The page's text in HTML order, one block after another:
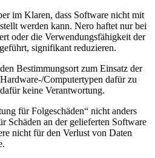
im Klaren, dass Software nicht mit
werden kann. Nero haftet nur bei
oder die Verwendungsfähigkeit der
signifikant reduzieren.
Bestimmungsort zum Einsatz der
Computertypen dafür zu
keine Verantwortung.
für Folgeschäden“ nicht anders
Schäden an der gelieferten Software
nicht für den Verlust von Daten